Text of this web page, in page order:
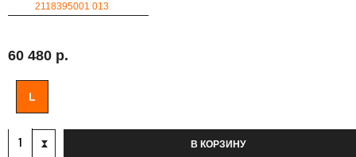
2118395001 013
60 480 р.
L
В КОРЗИНУ